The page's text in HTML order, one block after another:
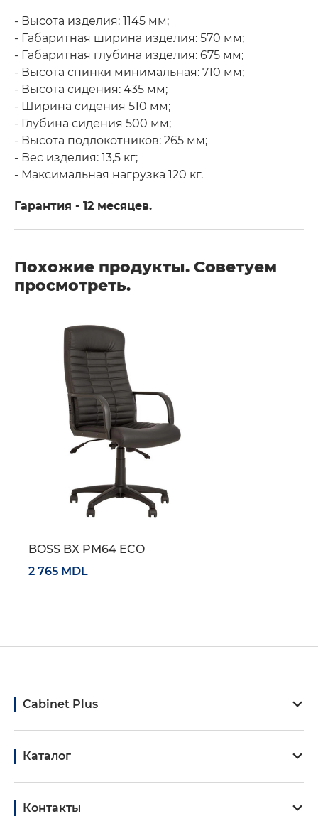
- Высота изделия: 1145 мм;
- Габаритная ширина изделия: 570 мм;
- Габаритная глубина изделия: 675 мм;
- Высота спинки минимальная: 710 мм;
- Высота сидения: 435 мм;
​- Ширина сидения 510 мм;
- Глубина сидения 500 мм;
​- Высота подлокотников: 265 мм;
- Вес изделия: 13,5 кг;
- Максимальная нагрузка 120 кг.
Гарантия - 12 месяцев.
Похожие продукты. Советуем
просмотреть.
BOSS BX PM64 ECO
2 765 MDL
Cabinet Plus
Каталог
Контакты